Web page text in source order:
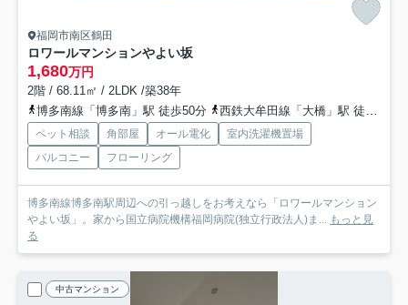
福岡市南区鶴田
ロワールマンションやよい坂
1,680万円
2階 / 68.11㎡ / 2LDK /築38年
博多南線「博多南」駅 徒歩50分
西鉄大牟田線「大橋」駅 徒歩57分
ペット相談 角部屋 オール電化
室内洗濯機置場
バルコニー
フローリング
博多南線博多南駅周辺への引っ越しをお考えなら「ロワールマンション
やよい坂」。家から国立病院機構福岡病院(独立行政法人)ま...
もっと見
る
中古マンション